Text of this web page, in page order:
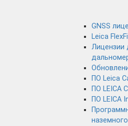
GNSS
Leica
Лицензии
ПО Leica
ПО LEICA
ПО LEICA